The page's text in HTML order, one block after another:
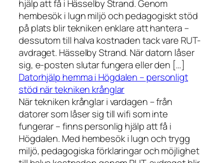
hjälp att få i Hässelby Strand. Genom
hembesök i lugn miljö och pedagogiskt stöd
på plats blir tekniken enklare att hantera –
dessutom till halva kostnaden tack vare RUT-
avdraget. Hässelby Strand. När datorn låser
sig, e-posten slutar fungera eller den […]
Datorhjälp hemma i Högdalen – personligt
stöd när tekniken krånglar
När tekniken krånglar i vardagen – från
datorer som låser sig till wifi som inte
fungerar – finns personlig hjälp att få i
Högdalen. Med hembesök i lugn och trygg
miljö, pedagogiska förklaringar och möjlighet